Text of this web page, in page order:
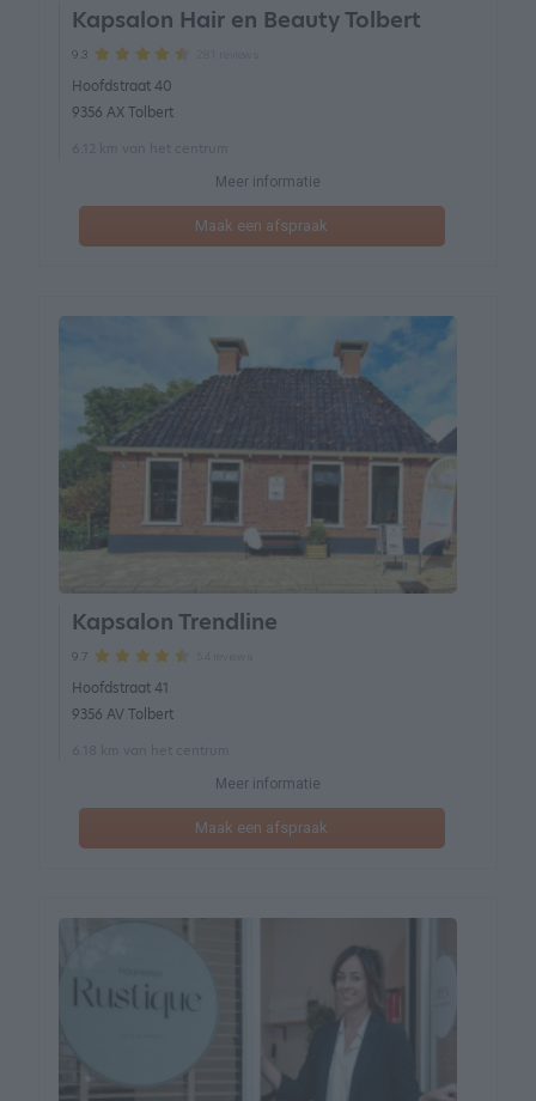
Kapsalon Hair en Beauty Tolbert
9.3
Hoofdstraat 40
9356 AX Tolbert
Meer informatie
Maak een afspraak
Kapsalon Trendline
9.7
Hoofdstraat 41
9356 AV Tolbert
Meer informatie
Maak een afspraak